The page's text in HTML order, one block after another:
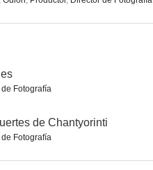
de Fotografía
de Chantyorinti
de Fotografía